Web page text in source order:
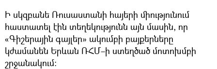
Ի սկզբանե Ռուսաստանի հայերի միությունում
հաստատել էին տեղեկությունն այն մասին, որ
«Գիշերային գայլեր» ակումբի բայքերները
կժամանեն Երևան ՌՀՄ–ի ստեղծած մոտոխմբի
շրջանակում։